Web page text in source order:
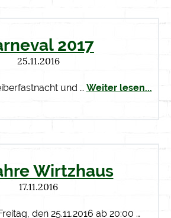
2017
25.11.2016
und … Weiter lesen...
Wirtzhaus
17.11.2016
den 25.11.2016 ab 20:00 …